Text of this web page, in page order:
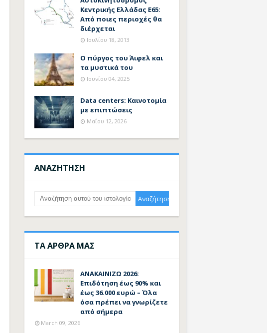
Κεντρικής Ελλάδας Ε65:
Από ποιες περιοχές θα
διέρχεται
Ιουλίου 18, 2013
Ο πύργος του Άιφελ και
τα μυστικά του
Ιουνίου 04, 2025
Data centers: Καινοτομία
με επιπτώσεις
Μαΐου 12, 2026
ΑΝΑΖΗΤΗΣΗ
ΤΑ ΑΡΘΡΑ ΜΑΣ
ΑΝΑΚΑΙΝΙΖΩ 2026:
Επιδότηση έως 90% και
έως 36.000 ευρώ – Όλα
όσα πρέπει να γνωρίζετε
από σήμερα
March 09, 2026